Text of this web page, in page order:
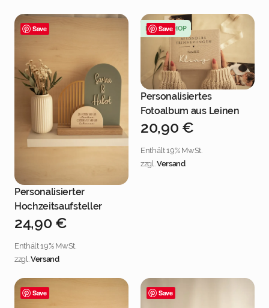
Save
Personalisierter
Hochzeitsaufsteller
Jetzt personalisieren
24,90 €
Enthält 19% MwSt.
zzgl.Versand
Save
Personalisiertes
Fotoalbum aus Leinen
NEU IM SHOP
Jetzt personalisieren
20,90 €
Enthält 19% MwSt.
zzgl.Versand
Save Save